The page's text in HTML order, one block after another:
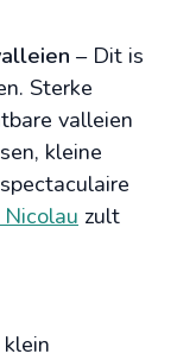
– Dit is
Sterke
valleien
kleine
Nicolau zult